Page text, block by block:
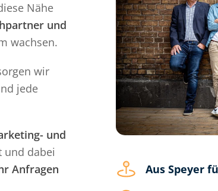
Nähe
und
wachsen.
wir
jede
und
und dabei
Anfragen
Aus Speyer